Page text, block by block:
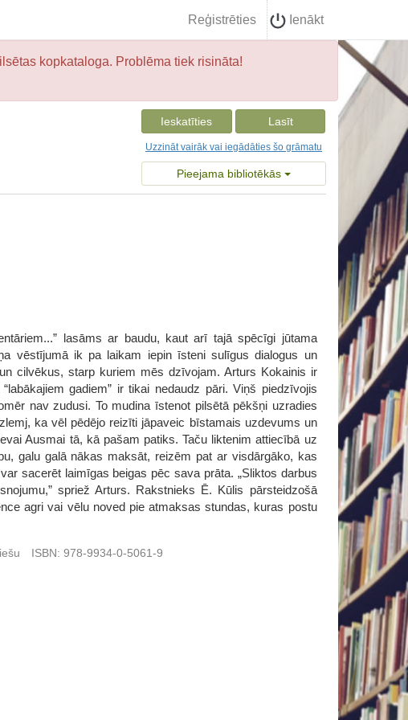
Reģistrēties Ienākt
kopkataloga. Problēma tiek risināta!
Ieskatīties Lasīt
Uzzināt vairāk vai iegādāties šo grāmatu
Pieejama bibliotēkās
lasāms ar baudu, kaut arī tajā spēcīgi jūtama
vēstījumā ik pa laikam iepin īsteni sulīgus dialogus un
cilvēkus, starp kuriem mēs dzīvojam. Arturs Kokainis ir
gadiem” ir tikai nedaudz pāri. Viņš piedzīvojis
nav zudusi. To mudina īstenot pilsētā pēkšņi uzradies
ka vēl pēdējo reizīti jāpaveic bīstamais uzdevums un
Ausmai tā, kā pašam patiks. Taču liktenim attiecībā uz
galu galā nākas maksāt, reizēm pat ar visdārgāko, kas
sacerēt laimīgas beigas pēc sava prāta. „Sliktos darbus
spriež Arturs. Rakstnieks Ē. Kūlis pārsteidzošā
agri vai vēlu noved pie atmaksas stundas, kuras postu
ISBN: 978-9934-0-5061-9